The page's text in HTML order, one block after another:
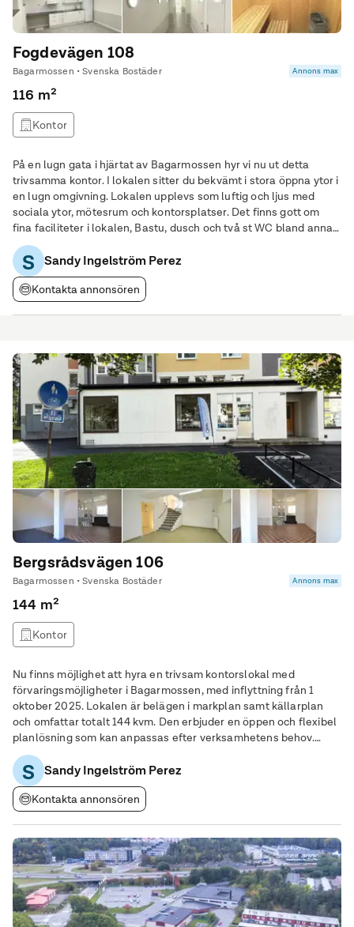
Fogdevägen 108
Bagarmossen • Svenska Bostäder Annons max
116 m²
Kontor
På en lugn gata i hjärtat av Bagarmossen hyr vi nu ut detta
trivsamma kontor. I lokalen sitter du bekvämt i stora öppna ytor i
en lugn omgivning. Lokalen upplevs som luftig och ljus med
sociala ytor, mötesrum och kontorsplatser. Det finns gott om
fina faciliteter i lokalen, Bastu, dusch och två st WC bland annat.
Bagarmossens tunnelbana ligger inom fem minuters
gångavstånd för resor längs
S Sandy Ingelström Perez
Kontakta annonsören
Bergsrådsvägen 106
Bagarmossen • Svenska Bostäder Annons max
144 m²
Kontor
Nu finns möjlighet att hyra en trivsam kontorslokal med
förvaringsmöjligheter i Bagarmossen, med inflyttning från 1
oktober 2025. Lokalen är belägen i markplan samt källarplan
och omfattar totalt 144 kvm. Den erbjuder en öppen och flexibel
planlösning som kan anpassas efter verksamhetens behov.
Lokalen har egen entré, stora fönster med generöst ljusinsläpp
och rymliga sociala ytor. Här finns
S Sandy Ingelström Perez
Kontakta annonsören